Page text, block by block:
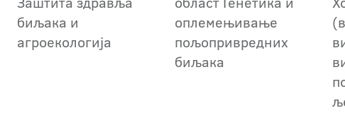
биљака и
агроекологија
оплемењивање
пољопривредних
биљака